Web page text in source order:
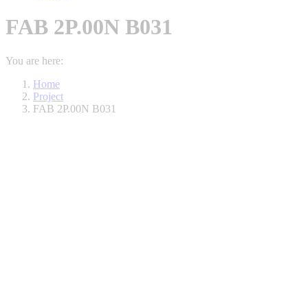
FAB 2P.00N B031
You are here:
Home
Project
FAB 2P.00N B031